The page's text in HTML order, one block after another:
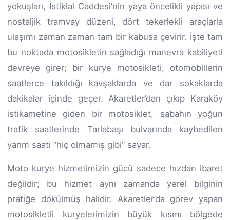
yokuşları, İstiklal Caddesi’nin yaya öncelikli yapısı ve
nostaljik tramvay düzeni, dört tekerlekli araçlarla
ulaşımı zaman zaman tam bir kabusa çevirir. İşte tam
bu noktada motosikletin sağladığı manevra kabiliyeti
devreye girer; bir kurye motosikleti, otomobillerin
saatlerce takıldığı kavşaklarda ve dar sokaklarda
dakikalar içinde geçer. Akaretler’dan çıkıp Karaköy
istikametine giden bir motosiklet, sabahın yoğun
trafik saatlerinde Tarlabaşı bulvarında kaybedilen
yarım saati “hiç olmamış gibi” sayar.
Moto kurye hizmetimizin gücü sadece hızdan ibaret
değildir; bu hizmet aynı zamanda yerel bilginin
pratiğe dökülmüş halidir. Akaretler’da görev yapan
motosikletli kuryelerimizin büyük kısmı bölgede